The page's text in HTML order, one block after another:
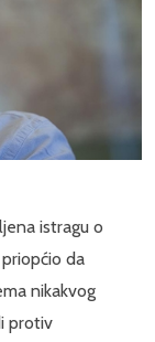
istragu o
da
nikakvog
protiv